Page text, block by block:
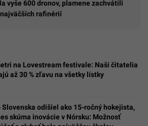
vyše 600 dronov, plamene zachvátili
rafinérií
na Lovestream festivale: Naši čitatelia
až 30 % zľavu na všetky lístky
Slovenska odišiel ako 15-ročný hokejista,
skúma inovácie v Nórsku: Možnosť